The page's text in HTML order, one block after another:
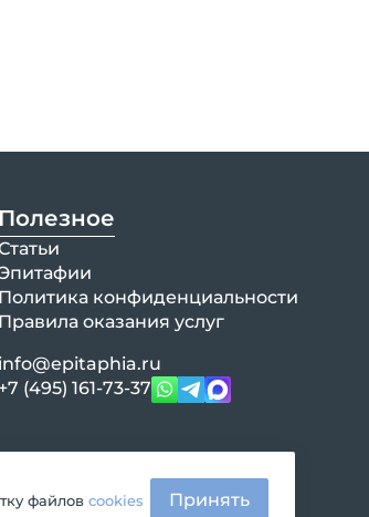
Полезное
Политика конфиденциальности
Правила оказания услуг
info@epitaphia.ru
+7 (495) 161-73-37
файлов cookies Принять